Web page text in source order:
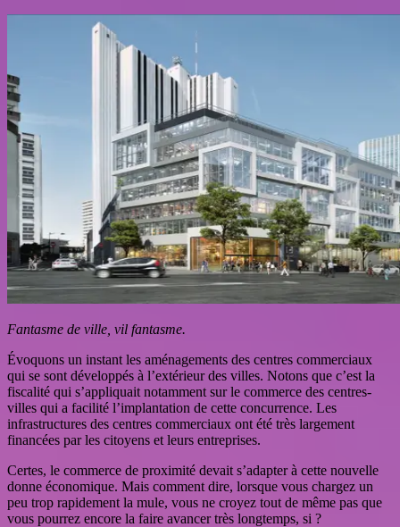
Fantasme de ville, vil fantasme.
Évoquons un instant les aménagements des centres commerciaux
qui se sont développés à l’extérieur des villes. Notons que c’est la
fiscalité qui s’appliquait notamment sur le commerce des centres-
villes qui a facilité l’implantation de cette concurrence. Les
infrastructures des centres commerciaux ont été très largement
financées par les citoyens et leurs entreprises.
Certes, le commerce de proximité devait s’adapter à cette nouvelle
donne économique. Mais comment dire, lorsque vous chargez un
peu trop rapidement la mule, vous ne croyez tout de même pas que
vous pourrez encore la faire avancer très longtemps, si ?